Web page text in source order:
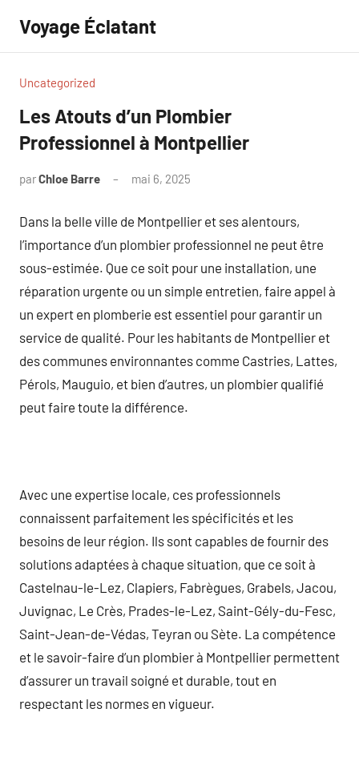
contenu
Voyage Éclatant
Uncategorized
Les Atouts d’un Plombier
Professionnel à Montpellier
parChloe Barre mai 6, 2025
Dans la belle ville de Montpellier et ses alentours,
l’importance d’un plombier professionnel ne peut être
sous-estimée. Que ce soit pour une installation, une
réparation urgente ou un simple entretien, faire appel à
un expert en plomberie est essentiel pour garantir un
service de qualité. Pour les habitants de Montpellier et
des communes environnantes comme Castries, Lattes,
Pérols, Mauguio, et bien d’autres, un plombier qualifié
peut faire toute la différence.
Avec une expertise locale, ces professionnels
connaissent parfaitement les spécificités et les
besoins de leur région. Ils sont capables de fournir des
solutions adaptées à chaque situation, que ce soit à
Castelnau-le-Lez, Clapiers, Fabrègues, Grabels, Jacou,
Juvignac, Le Crès, Prades-le-Lez, Saint-Gély-du-Fesc,
Saint-Jean-de-Védas, Teyran ou Sète. La compétence
et le savoir-faire d’un plombier à Montpellier permettent
d’assurer un travail soigné et durable, tout en
respectant les normes en vigueur.